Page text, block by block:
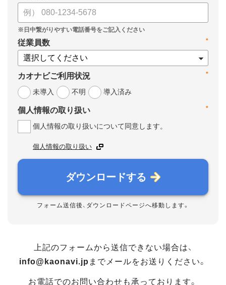
*
従業員数
*
カオナビご利用状況
未導入
不明 導入済み
*
個人情報の取り扱い
個人情報の取り扱いについて同意します。
個人情報の取り扱い
ダウンロードする
フォーム送信後、ダウンロードページへ移動します。
上記のフォームから送信できない場合は、
info@kaonavi.jp までメールをお送りください。
お電話でのお問い合わせも承っております。